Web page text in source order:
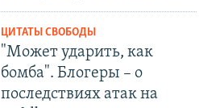
ЦИТАТЫ СВОБОДЫ
"Может ударить, как
бомба". Блогеры – о
последствиях атак на